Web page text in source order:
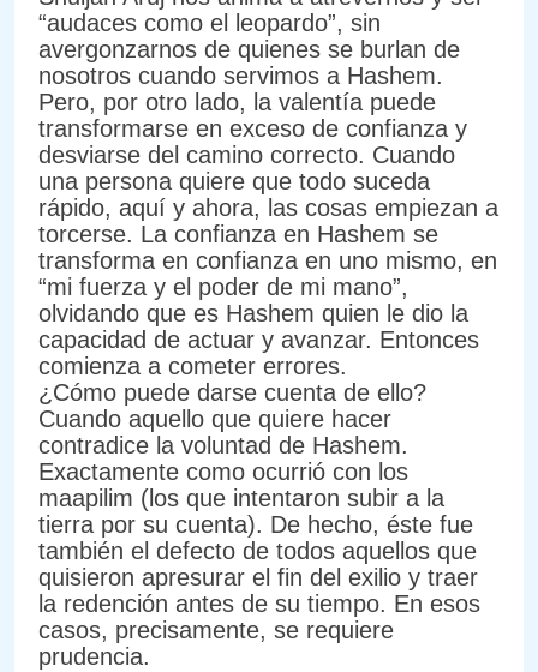
“audaces como el leopardo”, sin
avergonzarnos de quienes se burlan de
nosotros cuando servimos a Hashem.
Pero, por otro lado, la valentía puede
transformarse en exceso de confianza y
desviarse del camino correcto. Cuando
una persona quiere que todo suceda
rápido, aquí y ahora, las cosas empiezan a
torcerse. La confianza en Hashem se
transforma en confianza en uno mismo, en
“mi fuerza y el poder de mi mano”,
olvidando que es Hashem quien le dio la
capacidad de actuar y avanzar. Entonces
comienza a cometer errores.
¿Cómo puede darse cuenta de ello?
Cuando aquello que quiere hacer
contradice la voluntad de Hashem.
Exactamente como ocurrió con los
maapilim (los que intentaron subir a la
tierra por su cuenta). De hecho, éste fue
también el defecto de todos aquellos que
quisieron apresurar el fin del exilio y traer
la redención antes de su tiempo. En esos
casos, precisamente, se requiere
prudencia.